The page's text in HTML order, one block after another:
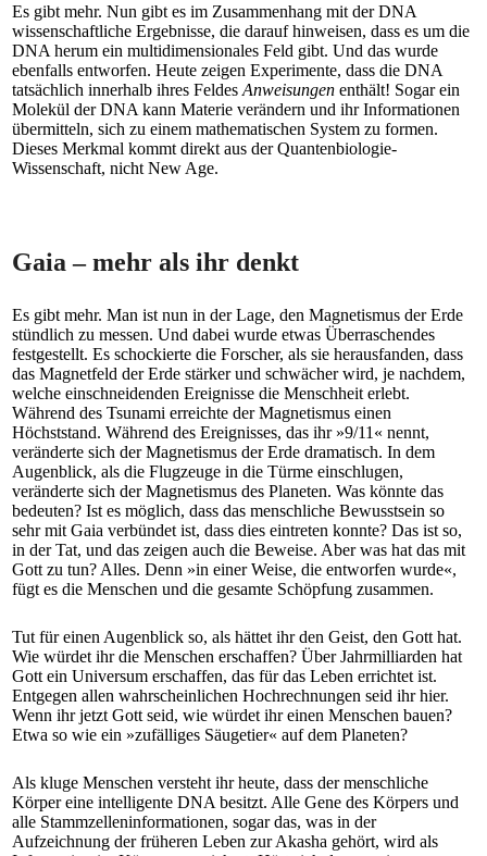
Es gibt mehr. Nun gibt es im Zusammenhang mit der DNA
wissenschaftliche Ergebnisse, die darauf hinweisen, dass es um die
DNA herum ein multidimensionales Feld gibt. Und das wurde
ebenfalls entworfen. Heute zeigen Experimente, dass die DNA
tatsächlich innerhalb ihres Feldes Anweisungen enthält! Sogar ein
Molekül der DNA kann Materie verändern und ihr Informationen
übermitteln, sich zu einem mathematischen System zu formen.
Dieses Merkmal kommt direkt aus der Quantenbiologie-
Wissenschaft, nicht New Age.
Gaia – mehr als ihr denkt
Es gibt mehr. Man ist nun in der Lage, den Magnetismus der Erde
stündlich zu messen. Und dabei wurde etwas Überraschendes
festgestellt. Es schockierte die Forscher, als sie herausfanden, dass
das Magnetfeld der Erde stärker und schwächer wird, je nachdem,
welche einschneidenden Ereignisse die Menschheit erlebt.
Während des Tsunami erreichte der Magnetismus einen
Höchststand. Während des Ereignisses, das ihr »9/11« nennt,
veränderte sich der Magnetismus der Erde dramatisch. In dem
Augenblick, als die Flugzeuge in die Türme einschlugen,
veränderte sich der Magnetismus des Planeten. Was könnte das
bedeuten? Ist es möglich, dass das menschliche Bewusstsein so
sehr mit Gaia verbündet ist, dass dies eintreten konnte? Das ist so,
in der Tat, und das zeigen auch die Beweise. Aber was hat das mit
Gott zu tun? Alles. Denn »in einer Weise, die entworfen wurde«,
fügt es die Menschen und die gesamte Schöpfung zusammen.
Tut für einen Augenblick so, als hättet ihr den Geist, den Gott hat.
Wie würdet ihr die Menschen erschaffen? Über Jahrmilliarden hat
Gott ein Universum erschaffen, das für das Leben errichtet ist.
Entgegen allen wahrscheinlichen Hochrechnungen seid ihr hier.
Wenn ihr jetzt Gott seid, wie würdet ihr einen Menschen bauen?
Etwa so wie ein »zufälliges Säugetier« auf dem Planeten?
Als kluge Menschen versteht ihr heute, dass der menschliche
Körper eine intelligente DNA besitzt. Alle Gene des Körpers und
alle Stammzelleninformationen, sogar das, was in der
Aufzeichnung der früheren Leben zur Akasha gehört, wird als